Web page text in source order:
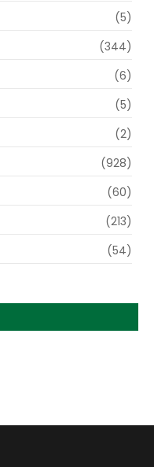
(5)
(344)
(6)
(5)
(2)
(928)
(60)
(213)
(54)